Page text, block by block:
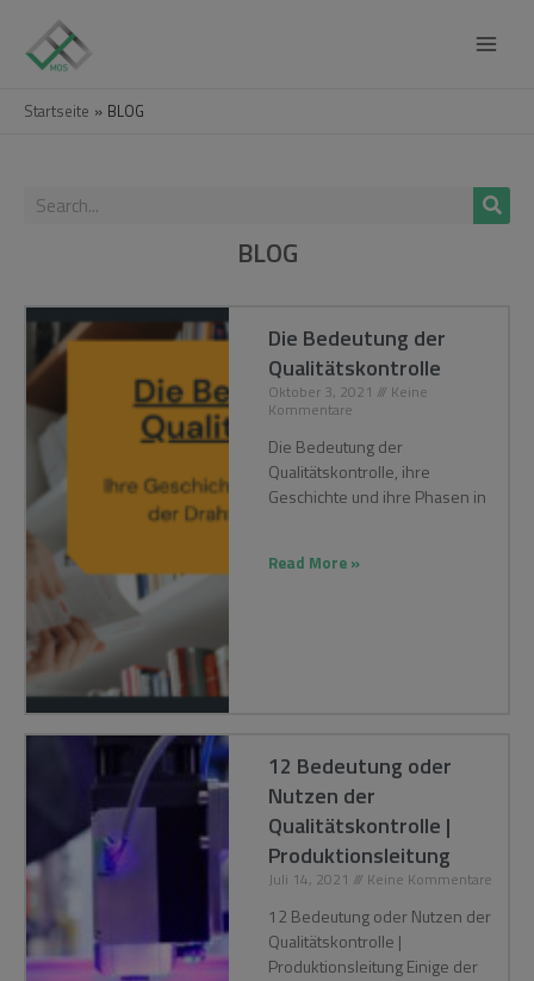
Startseite BLOG
BLOG
Die Bedeutung der
Qualitätskontrolle
Oktober 3, 2021 Keine
Kommentare
Die Bedeutung der
Qualitätskontrolle, ihre
Geschichte und ihre Phasen in
Read More »
12 Bedeutung oder
Nutzen der
Qualitätskontrolle |
Produktionsleitung
Juli 14, 2021 Keine Kommentare
12 Bedeutung oder Nutzen der
Qualitätskontrolle |
Produktionsleitung Einige der